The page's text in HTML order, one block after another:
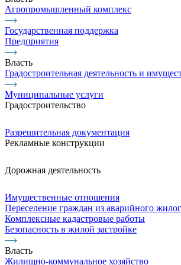
Агропромышленный комплекс
Государственная поддержка
Предприятия
Власть
Градостроительная деятельность и
Муниципальные услуги
Градостроительство
Разрешительная документация
Рекламные конструкции
Дорожная деятельность
Имущественные отношения
Переселение граждан из аварийного
Комплексные кадастровые работы
Безопасность в жилой застройке
Власть
Жилищно-коммунальное хозяйство